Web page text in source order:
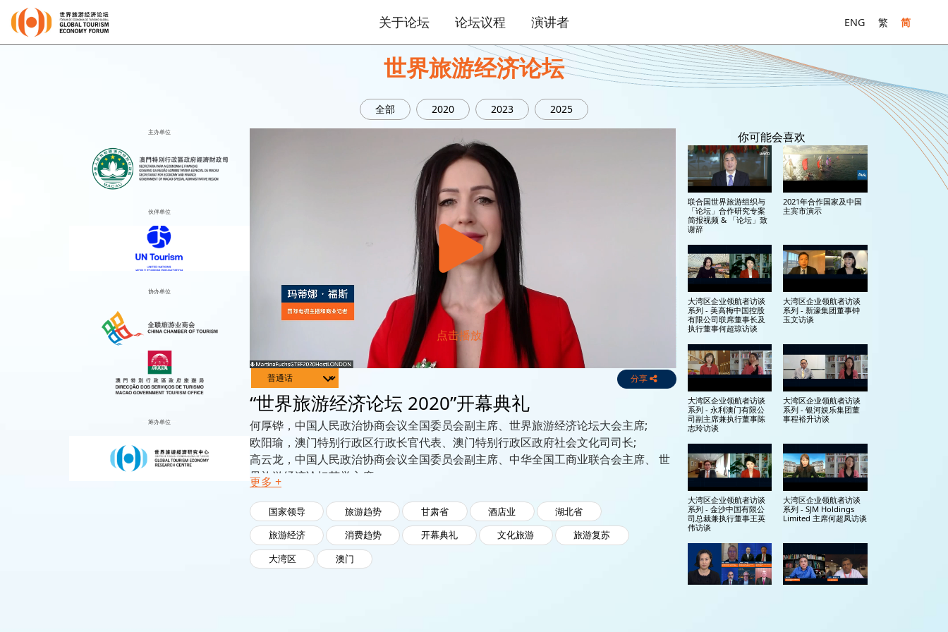
关于论坛 论坛议程 演讲者 ENG 繁 简
世界旅游经济论坛
全部 2020 2023 2025
主办单位
伙伴单位
协办单位
筹办单位
Channels 分享
“世界旅游经济论坛 2020”开幕典礼
何厚铧，中国人民政治协商会议全国委员会副主席、世界旅游经济论坛大会主席;
欧阳瑜，澳门特别行政区行政长官代表、澳门特别行政区政府社会文化司司长;
高云龙，中国人民政治协商会议全国委员会副主席、中华全国工商业联合会主席、 世
界旅游经济论坛荣誉主席;
郝远，中国人民政治协商会议甘肃省委员会副主席;
张文兵，湖北省人民政府副省长;
艾哈迈德•哈提卜，沙特阿拉伯旅游部部长;
格洛丽亚•格瓦拉•曼索，世界旅游及旅行理事会总裁兼首席 执行官、世界旅游经济论
更多 +
国家领导 旅游趋势 甘肃省 酒店业
湖北省
旅游经济
消费趋势 开幕典礼 文化旅游
旅游复苏
大湾区
澳门
你可能会喜欢
联合国世界旅游组织与
「论坛」合作研究专案
简报视频 & 「论坛」致
谢辞
2021年合作国家及中国
主宾市演示
大湾区企业领航者访谈
系列 - 美高梅中国控股
有限公司联席董事长及
执行董事何超琼访谈
大湾区企业领航者访谈
系列 - 新濠集团董事钟
玉文访谈
大湾区企业领航者访谈
系列 - 永利澳门有限公
司副主席兼执行董事陈
志玲访谈
大湾区企业领航者访谈
系列 - 银河娱乐集团董
事程裕升访谈
大湾区企业领航者访谈
系列 - 金沙中国有限公
司总裁兼执行董事王英
伟访谈
大湾区企业领航者访谈
系列 - SJM Holdings
Limited 主席何超凤访谈